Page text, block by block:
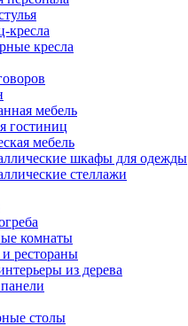
кресла
кресла
мебель
гостиниц
мебель
шкафы для одежды
стеллажи
комнаты
рестораны
из дерева
столы